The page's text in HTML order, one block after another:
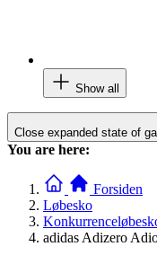
Show all
Close expanded state of
You are here:
Forsiden
Løbesko
adidas Adizero